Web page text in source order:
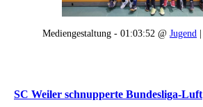
Mediengestaltung - 01:03:52 @ Jugend |
SC Weiler schnupperte Bundesliga-Luft